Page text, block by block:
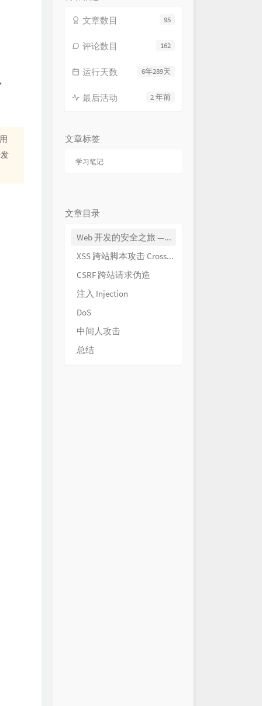
95
文章数目
162
评论数目
6年289天
运行天数
2 年前
最后活动
文章标签
学习笔记
文章目录
Web 开发的安全之旅 —— 攻击篇 - XSS - CSRF - Injection - Dos - 中间人攻击
XSS 跨站脚本攻击 Cross-Site Scripting
CSRF 跨站请求伪造
注入 Injection
DoS
中间人攻击
总结